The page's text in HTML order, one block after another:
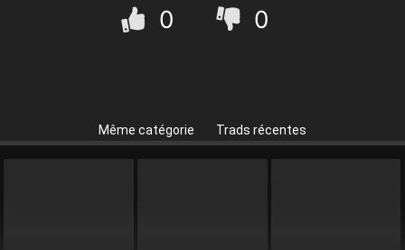
0 0
Même catégorie Trads récentes